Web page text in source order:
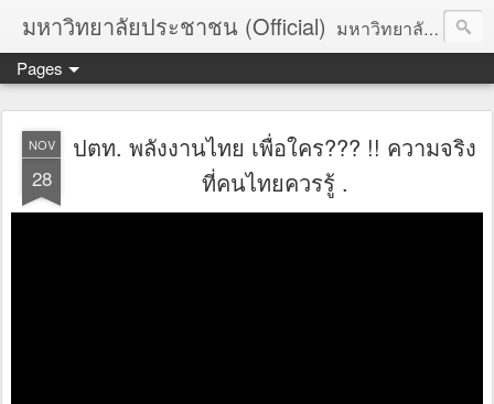
มหาวิทยาลัยประชาชน (Official) มหาวิทยาลัยประชาชน เพื่อการปฏิวัติประชาชนโดยสันติ Truths :: Peace :: Revolution :: Universal Human Rights :: Democracy (TPRUD)
Pages
NOV
28
ปตท. พลังงานไทย เพื่อใคร??? !! ความจริง
ที่คนไทยควรรู้ .